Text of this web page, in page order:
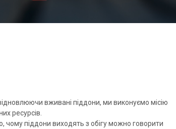
вживані піддони, ми виконуємо місію
ресурсів.
чому піддони виходять з обігу можно говорити